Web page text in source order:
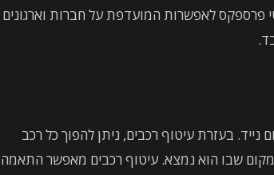
פרספקס לאפשרות המועדפת על חברות וארגונים
נייד. בעזרת עיטוף רכבים, ניתן להפוך כל רכב
מקום שבו הוא נמצא. עיטוף רכבים מאפשר התאמה